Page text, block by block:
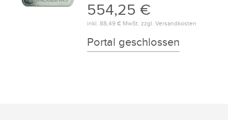
554,25 €
inkl. 88,49 €MwSt. zzgl. Versandkosten
Portal geschlossen